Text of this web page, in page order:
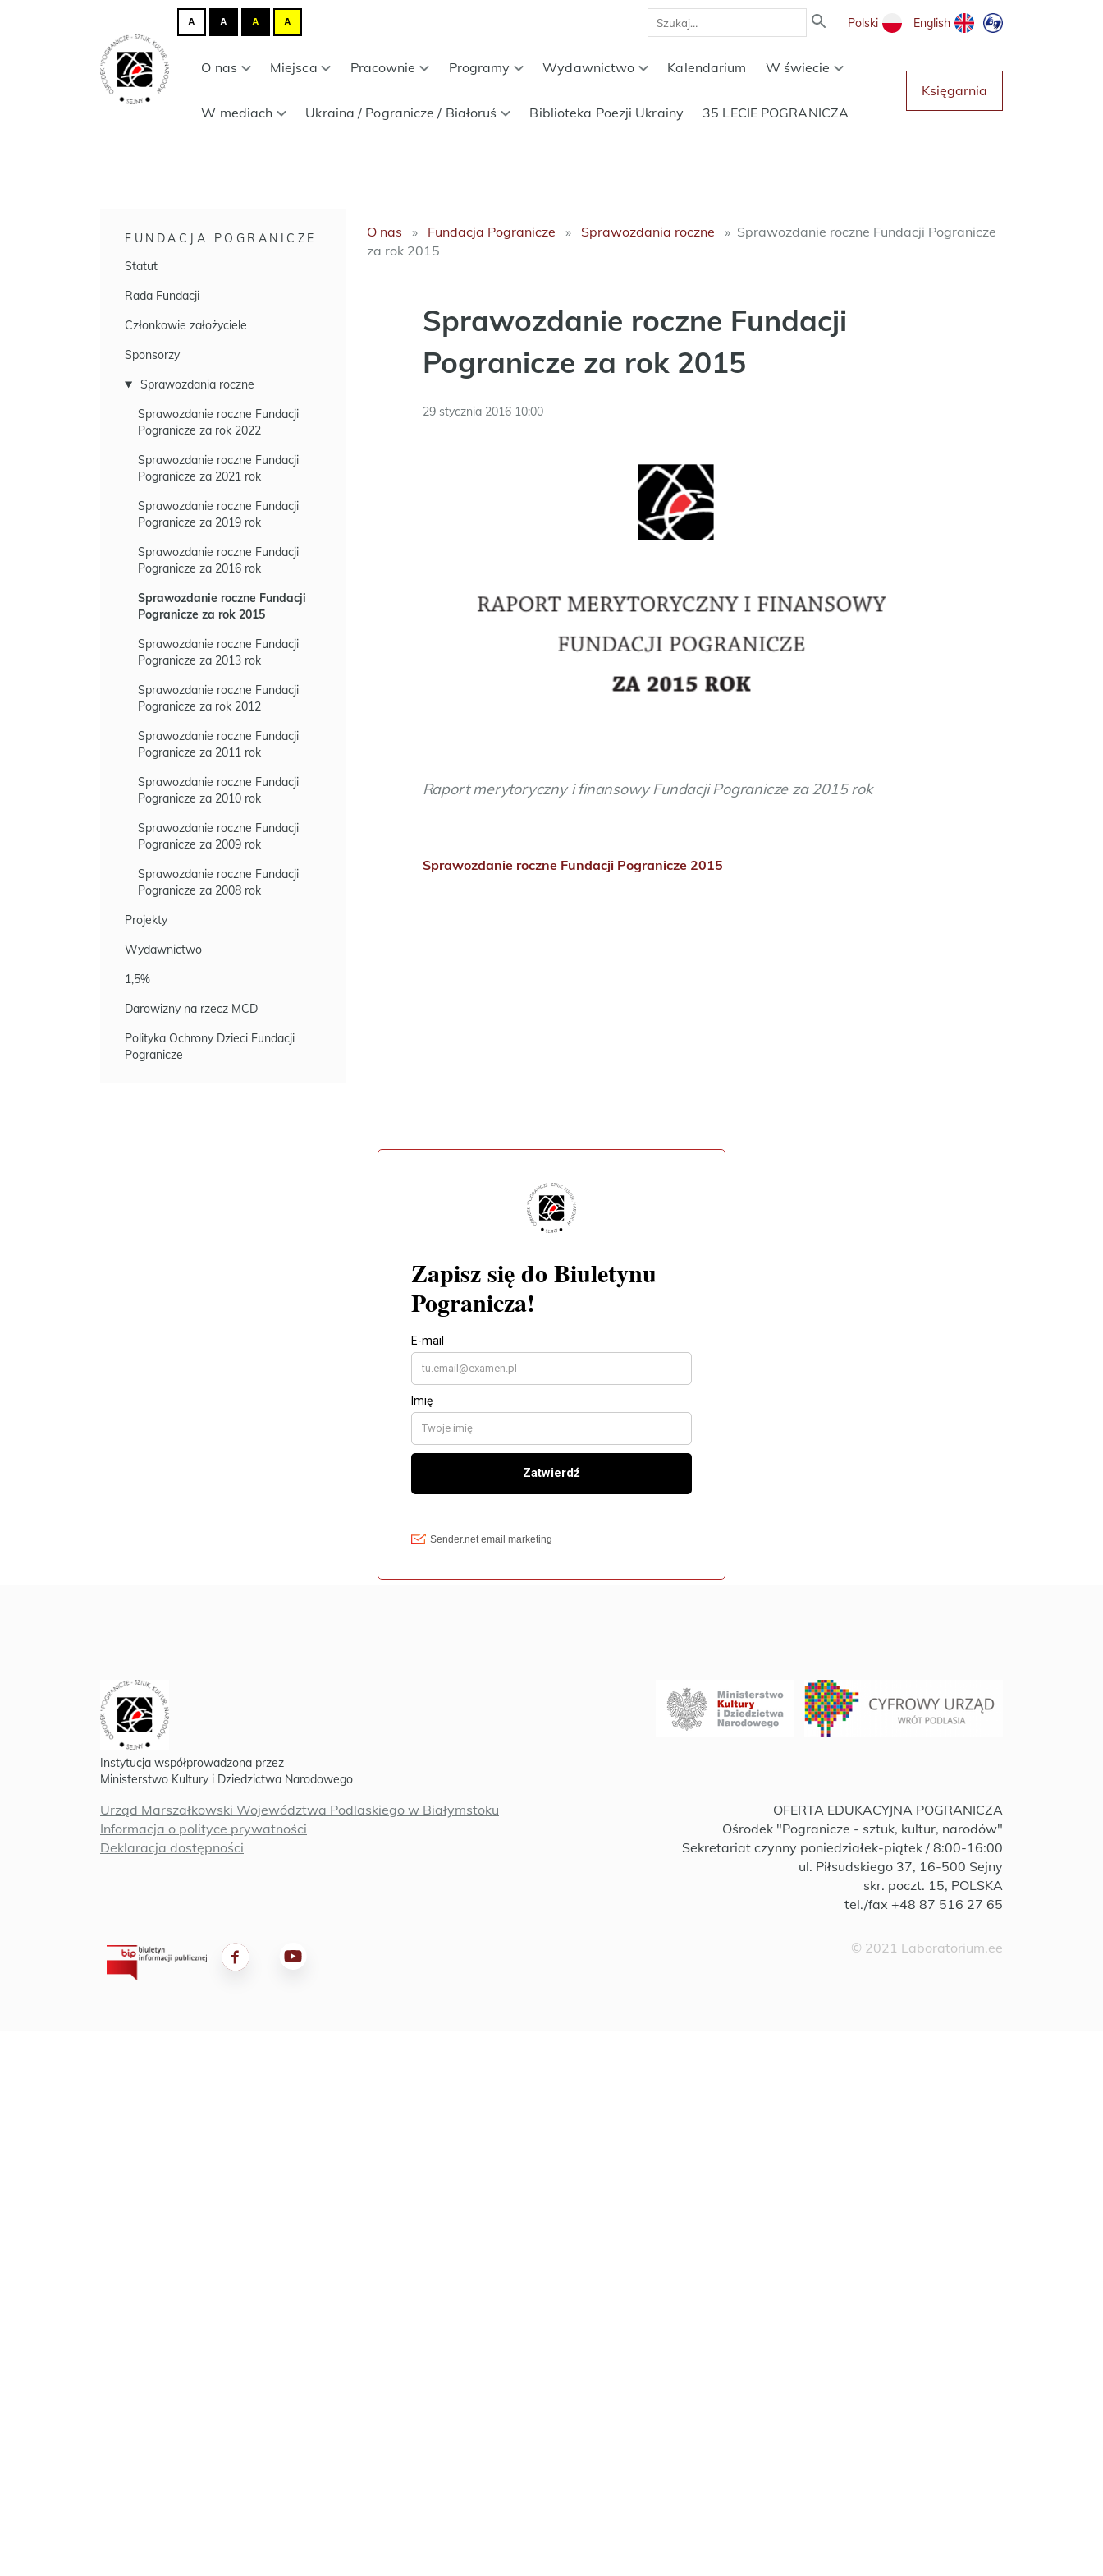
A A A A Polski English
O nas Miejsca Pracownie Programy Wydawnictwo Kalendarium W świecie
W mediach Ukraina / Pogranicze / Białoruś Biblioteka Poezji Ukrainy 35 LECIE POGRANICZA
Księgarnia
FUNDACJA POGRANICZE
Statut
Rada Fundacji
Członkowie założyciele
Sponsorzy
Sprawozdania roczne
Sprawozdanie roczne Fundacji
Pogranicze za rok 2022
Sprawozdanie roczne Fundacji
Pogranicze za 2021 rok
Sprawozdanie roczne Fundacji
Pogranicze za 2019 rok
Sprawozdanie roczne Fundacji
Pogranicze za 2016 rok
Sprawozdanie roczne Fundacji
Pogranicze za rok 2015
Sprawozdanie roczne Fundacji
Pogranicze za 2013 rok
Sprawozdanie roczne Fundacji
Pogranicze za rok 2012
Sprawozdanie roczne Fundacji
Pogranicze za 2011 rok
Sprawozdanie roczne Fundacji
Pogranicze za 2010 rok
Sprawozdanie roczne Fundacji
Pogranicze za 2009 rok
Sprawozdanie roczne Fundacji
Pogranicze za 2008 rok
Projekty
Wydawnictwo
1,5%
Darowizny na rzecz MCD
Polityka Ochrony Dzieci Fundacji
Pogranicze
O nas Fundacja Pogranicze Sprawozdania roczne
Sprawozdanie roczne Fundacji Pogranicze
za rok 2015
Sprawozdanie roczne Fundacji
Pogranicze za rok 2015
29 stycznia 2016 10:00
Raport merytoryczny i finansowy Fundacji Pogranicze za 2015 rok
Sprawozdanie roczne Fundacji Pogranicze 2015
Instytucja współprowadzona przez
Ministerstwo Kultury i Dziedzictwa Narodowego
Urząd Marszałkowski Województwa Podlaskiego w Białymstoku
Informacja o polityce prywatności
Deklaracja dostępności
OFERTA EDUKACYJNA POGRANICZA
Ośrodek "Pogranicze - sztuk, kultur, narodów"
Sekretariat czynny poniedziałek-piątek / 8:00-16:00
ul. Piłsudskiego 37, 16-500 Sejny
skr. poczt. 15, POLSKA
tel./fax +48 87 516 27 65
© 2021 Laboratorium.ee